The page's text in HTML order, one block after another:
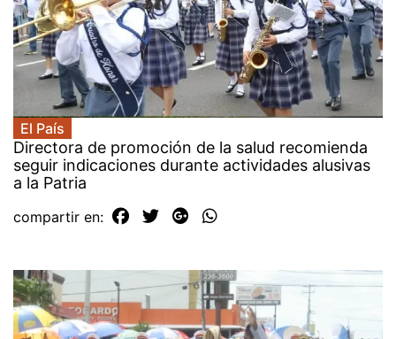
El País
Directora de promoción de la salud recomienda
seguir indicaciones durante actividades alusivas
a la Patria
compartir en: